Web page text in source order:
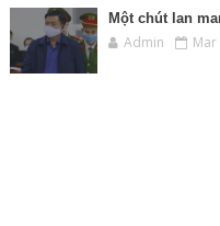
Một chút lan
Admin Mar